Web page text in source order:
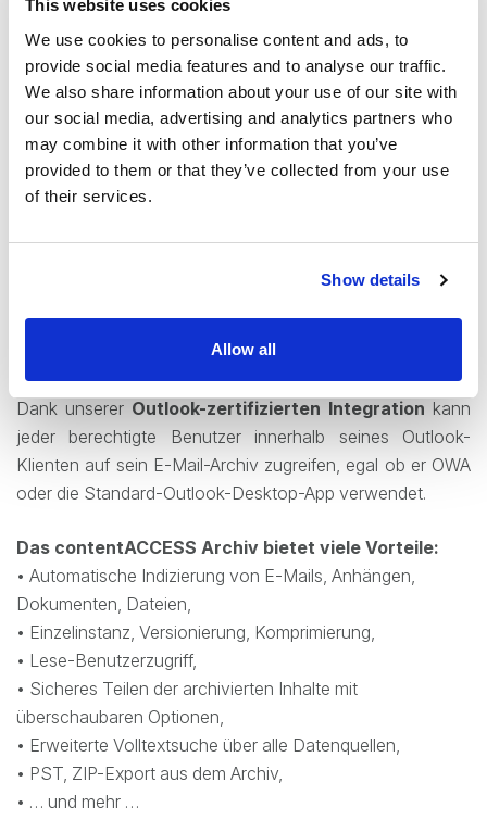
This website uses cookies
We use cookies to personalise content and ads, to
provide social media features and to analyse our traffic.
We also share information about your use of our site with
our social media, advertising and analytics partners who
may combine it with other information that you’ve
provided to them or that they’ve collected from your use
of their services.
Show details
Allow all
Verschlüsselungsprotokolle oder sogar ein
einfaches Passwort , und gerade deswegen hat jede
Person mit MS Outlook die Möglichkeit diese PST-Dateien
auf seinen eigenen Computer zu kopieren und öffnen.
Die beste Lösung zur Verwaltung Ihrer
Postfächer und E-Mail-Archive ist unsere
keine PST-Dateien mehr
läuft auf bequeme Weise automatisch im Hintergrund.
Dank unserer Outlook-zertifizierten Integration kann
jeder berechtigte Benutzer innerhalb seines Outlook-
Klienten auf sein E-Mail-Archiv zugreifen, egal ob er OWA
oder die Standard-Outlook-Desktop-App verwendet.
Das contentACCESS Archiv bietet viele Vorteile:
• Automatische Indizierung von E-Mails, Anhängen,
Dokumenten, Dateien,
• Einzelinstanz, Versionierung, Komprimierung,
• Lese-Benutzerzugriff,
• Sicheres Teilen der archivierten Inhalte mit
überschaubaren Optionen,
• Erweiterte Volltextsuche über alle Datenquellen,
• PST, ZIP-Export aus dem Archiv,
• … und mehr …